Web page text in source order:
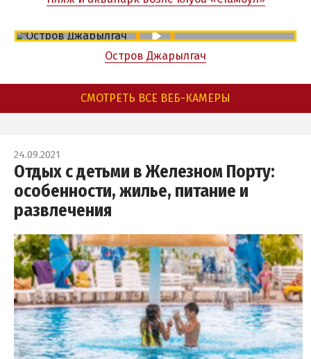
Остров Джарылгач
СМОТРЕТЬ ВСЕ ВЕБ-КАМЕРЫ
24.09.2021
Отдых с детьми в Железном Порту:
особенности, жилье, питание и
развлечения